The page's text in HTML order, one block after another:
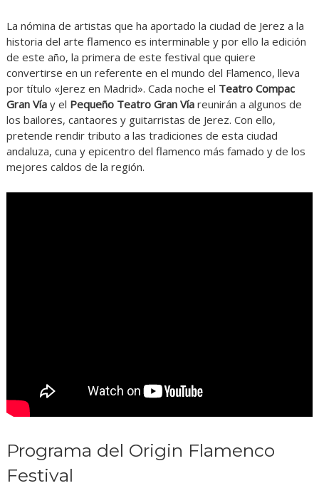
La nómina de artistas que ha aportado la ciudad de Jerez a la
historia del arte flamenco es interminable y por ello la edición
de este año, la primera de este festival que quiere
convertirse en un referente en el mundo del Flamenco, lleva
por título «Jerez en Madrid». Cada noche el Teatro Compac
Gran Víay el Pequeño Teatro Gran Víareunirán a algunos de
los bailores, cantaores y guitarristas de Jerez. Con ello,
pretende rendir tributo a las tradiciones de esta ciudad
andaluza, cuna y epicentro del flamenco más famado y de los
mejores caldos de la región.
Programa del Origin Flamenco
Festival